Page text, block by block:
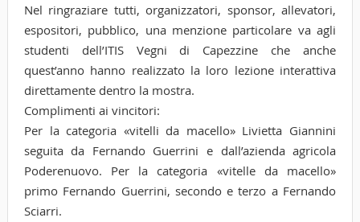
Nel ringraziare tutti, organizzatori, sponsor, allevatori,
espositori, pubblico, una menzione particolare va agli
studenti dell’ITIS Vegni di Capezzine che anche
quest’anno hanno realizzato la loro lezione interattiva
direttamente dentro la mostra.
Complimenti ai vincitori:
Per la categoria «vitelli da macello» Livietta Giannini
seguita da Fernando Guerrini e dall’azienda agricola
Poderenuovo. Per la categoria «vitelle da macello»
primo Fernando Guerrini, secondo e terzo a Fernando
Sciarri.